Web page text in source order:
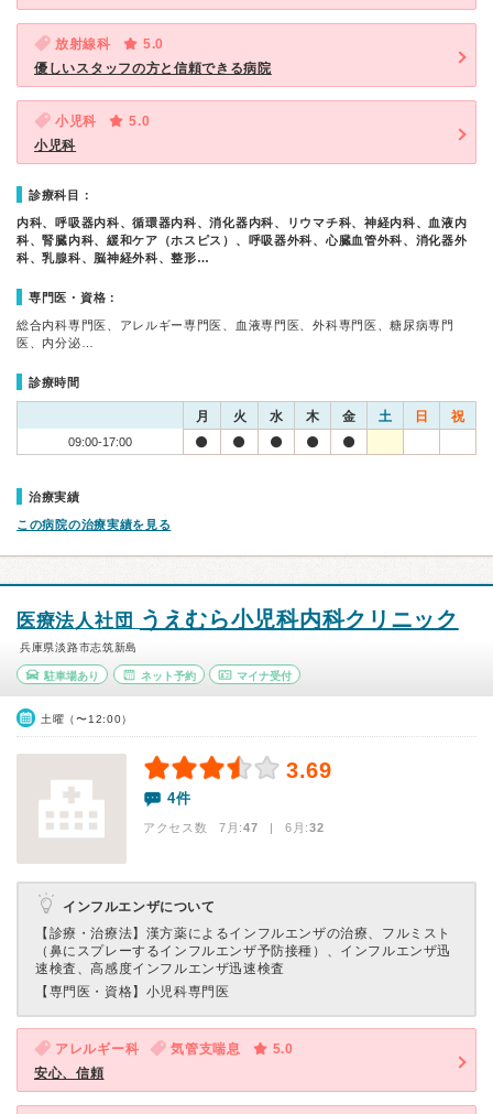
放射線科
5.0
優しいスタッフの方と信頼できる病院
小児科
5.0
小児科
診療科目：
内科、呼吸器内科、循環器内科、消化器内科、リウマチ科、神経内科、血液内
科、腎臓内科、緩和ケア（ホスピス）、呼吸器外科、心臓血管外科、消化器外
科、乳腺科、脳神経外科、整形…
専門医・資格：
総合内科専門医、アレルギー専門医、血液専門医、外科専門医、糖尿病専門
医、内分泌…
診療時間
月 火 水 木 金 土 日 祝
09:00-17:00
治療実績
この病院の治療実績を見る
医療法人社団 うえむら小児科内科クリニック
兵庫県淡路市志筑新島
駐車場あり ネット予約 マイナ受付
土曜（〜12:00）
3.69
4件
アクセス数 7月:47 | 6月:32
インフルエンザについて
【診療・治療法】 漢方薬によるインフルエンザの治療、フルミスト
（鼻にスプレーするインフルエンザ予防接種）、インフルエンザ迅
速検査、高感度インフルエンザ迅速検査
【専門医・資格】 小児科専門医
アレルギー科 気管支喘息
5.0
安心、信頼